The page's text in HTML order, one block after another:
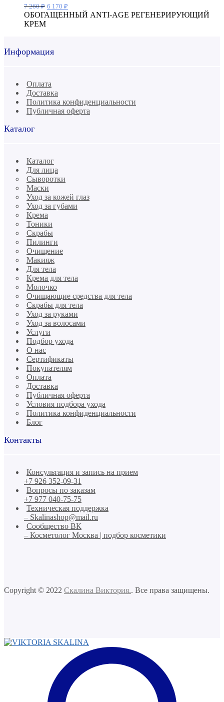
7 260₽ Первоначальная
цена
6 170 ₽
цена:
ОБОГАЩЕННЫЙ ANTI-AGE РЕГЕНЕРИРУЮЩИЙ
КРЕМ
Информация
Оплата
Доставка
Политика конфиденциальности
Публичная оферта
Каталог
Каталог
Для лица
Сыворотки
Маски
Уход за кожей глаз
Уход за губами
Крема
Тоники
Скрабы
Пилинги
Очищение
Макияж
Для тела
Крема для тела
Молочко
Очищающие средства для тела
Скрабы для тела
Уход за руками
Уход за волосами
Услуги
Подбор ухода
О нас
Сертификаты
Покупателям
Оплата
Доставка
Публичная оферта
Условия подбора ухода
Политика конфиденциальности
Блог
Контакты
Консультация и запись на прием
+7 926 352-09-31
Вопросы по заказам
+7 977 040-75-75
Техническая поддержка
– Skalinashop@mail.ru
Сообщество ВК
– Косметолог Москва | подбор косметики
Copyright © 2022 Скалина Виктория.. Все права защищены.